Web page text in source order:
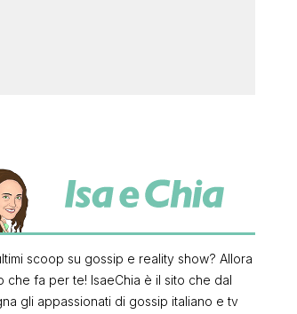
scoop su gossip e reality show? Allora
che fa per te! IsaeChia è il sito che dal
gli appassionati di gossip italiano e tv